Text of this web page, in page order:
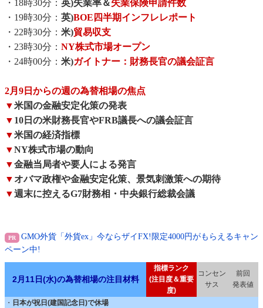
・18時30分： 英)失業率＆失業保険申請件数
・19時30分： 英)BOE四半期インフレレポート
・22時30分： 米)貿易収支
・23時30分： NY株式市場オープン
・24時00分： 米)ガイトナー：財務長官の議会証言
2月9日からの週の為替相場の焦点
▼米国の金融安定化策の発表
▼ 10日の米財務長官やFRB議長への議会証言
▼米国の経済指標
▼NY株式市場の動向
▼金融当局者や要人による発言
▼ オバマ政権や金融安定化策、景気刺激策への期待
▼週末に控えるG7財務相・中央銀行総裁会議
GMO外貨「外貨ex」今ならザイFX!限定4000円がもらえるキャン
ペーン中!
2月11日(水)の為替相場の注目材料
指標ランク
(注目度＆重要
度)
コンセン
サス
前回
発表値
・ 日本が祝日(建国記念日)で休場